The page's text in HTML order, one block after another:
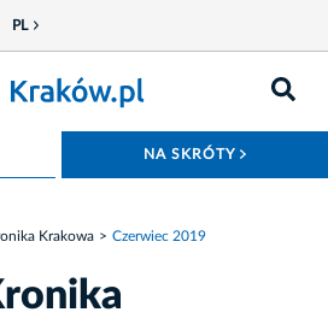
PL
NA SKRÓTY
Krakowa Czerwiec 2019